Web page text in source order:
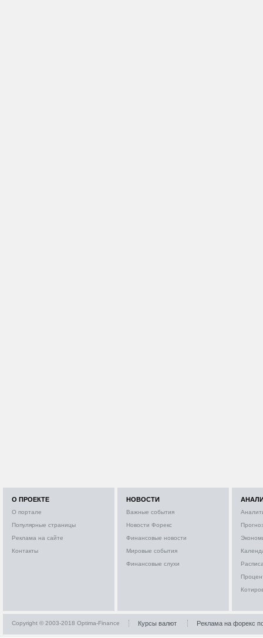
О ПРОЕКТЕ
О портале
Популярные страницы
Реклама на сайте
Контакты
НОВОСТИ
Важные события
Новости Форекс
Финансовые новости
Мировые события
Финансовые слухи
Copyright © 2003-2018 Optima-Finance Курсы валют Реклама на форекс